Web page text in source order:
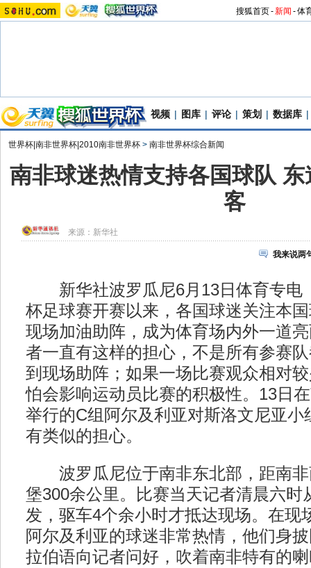
搜狐首页-新闻 -体
视频 | 图库 | 评论 | 策划 | 数据库 |
世界杯|南非世界杯|2010南非世界杯 > 南非世界杯综合新闻
南非球迷热情支持各国球队
客
来源： 新华社
我来说两
新华社波罗瓜尼6月13日体育专电
杯足球赛开赛以来，各国球迷关注本
现场加油助阵，成为体育场内外一道
者一直有这样的担心，不是所有参赛
到现场助阵；如果一场比赛观众相对
怕会影响运动员比赛的积极性。13日
举行的C组阿尔及利亚对斯洛文尼亚小
有类似的担心。
波罗瓜尼位于南非东北部，距南非
堡300余公里。比赛当天记者清晨六时
发，驱车4个余小时才抵达现场。在现
阿尔及利亚的球迷非常热情，他们身
拉伯语向记者问好，吹着南非特有的